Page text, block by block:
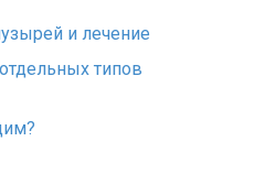
и лечение
типов